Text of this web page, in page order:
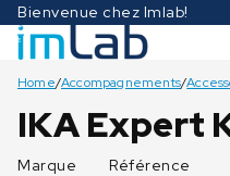
Bienvenue chez Imlab!
Home/Accompagnements/
IKA Expert
Marque
Référence